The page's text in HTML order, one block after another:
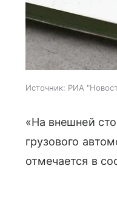
Источник: РИА
«На внешней
грузового
отмечается в